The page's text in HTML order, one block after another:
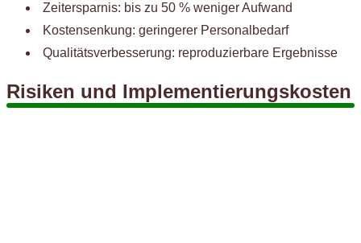
Zeitersparnis: bis zu 50 % weniger Aufwand
Kostensenkung: geringerer Personalbedarf
Qualitätsverbesserung: reproduzierbare Ergebnisse
Risiken und Implementierungskosten